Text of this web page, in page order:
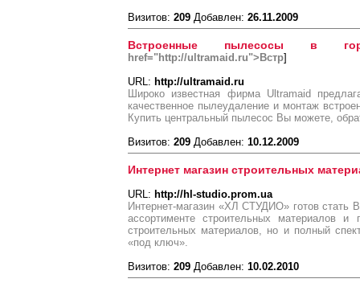
Визитов: 209 Добавлен: 26.11.2009
Встроенные пылесосы в
href="http://ultramaid.ru">Встр]
URL: http://ultramaid.ru
Широко известная фирма Ultramaid
качественное пылеудаление и монтаж
Купить центральный пылесос Вы можете,
Визитов: 209 Добавлен: 10.12.2009
Интернет магазин строительных
URL: http://hl-studio.prom.ua
Интернет-магазин «ХЛ СТУДИО» готов стать
ассортименте строительных материалов и
строительных материалов, но и полный
«под ключ».
Визитов: 209 Добавлен: 10.02.2010